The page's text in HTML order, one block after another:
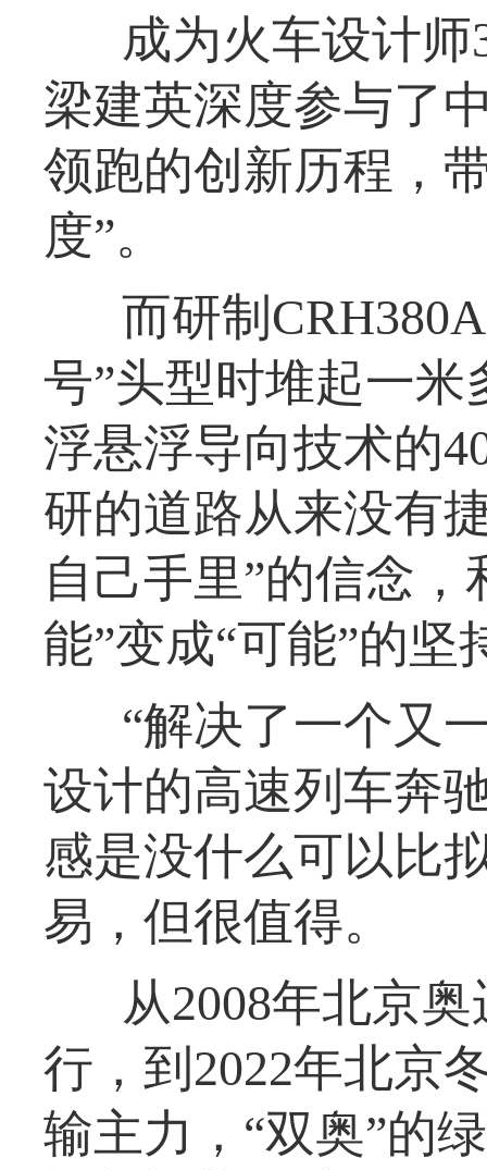
成为火车设计
梁建英深度参与了
领跑的创新历程，
度”。
而研制
号”头型时堆起一
浮悬浮导向技术的
研的道路从来没有
自己手里”的信念
能”变成“可能”的坚
“解决了一个又
设计的高速列车奔
感是没什么可以比
易，但很值得。
从2008年北京
行，到2022年北京
输主力，“双奥”的